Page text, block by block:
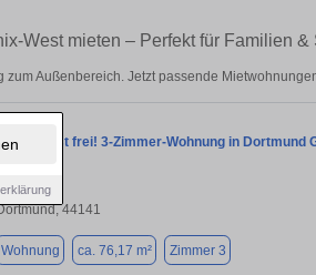
West mieten – Perfekt für Familien &
Außenbereich. Jetzt passende
frei! 3-Zimmer-Wohnung in Dortmund
44141
Wohnung ca. 76,17 m² Zimmer 3